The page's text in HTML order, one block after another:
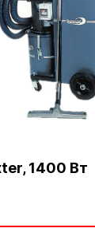
1400 Вт